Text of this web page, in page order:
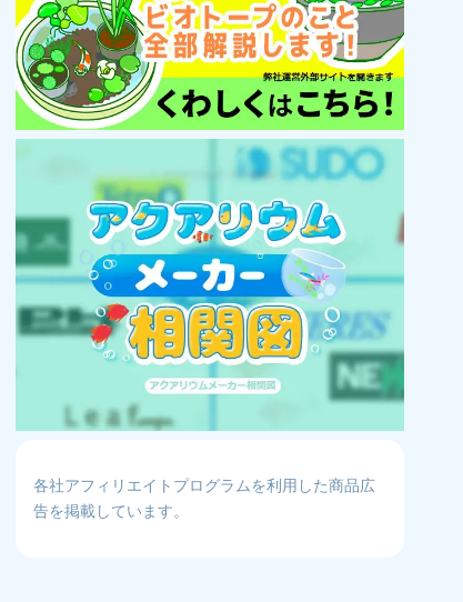
各社アフィリエイトプログラムを利用した商品広
告を掲載しています。